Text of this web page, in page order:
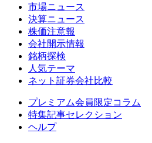
市場ニュース
決算ニュース
株価注意報
会社開示情報
銘柄探検
人気テーマ
ネット証券会社比較
プレミアム会員限定コラム
特集記事セレクション
ヘルプ